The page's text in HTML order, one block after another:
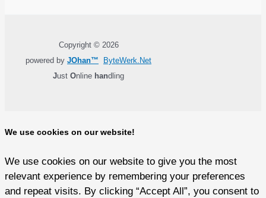
Copyright © 2026
powered by JOhan™
ByteWerk.Net
Just Online handling
We use cookies on our website!
We use cookies on our website to give you the most
relevant experience by remembering your preferences
and repeat visits. By clicking “Accept All”, you consent to